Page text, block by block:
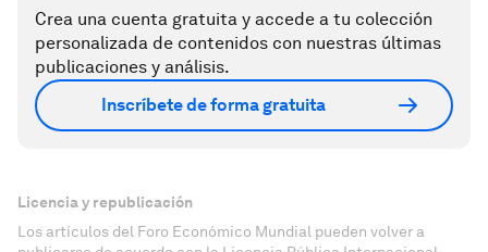
Crea una cuenta gratuita y accede a tu colección
personalizada de contenidos con nuestras últimas
publicaciones y análisis.
Inscríbete de forma gratuita
Licencia y republicación
Los artículos del Foro Económico Mundial pueden volver a